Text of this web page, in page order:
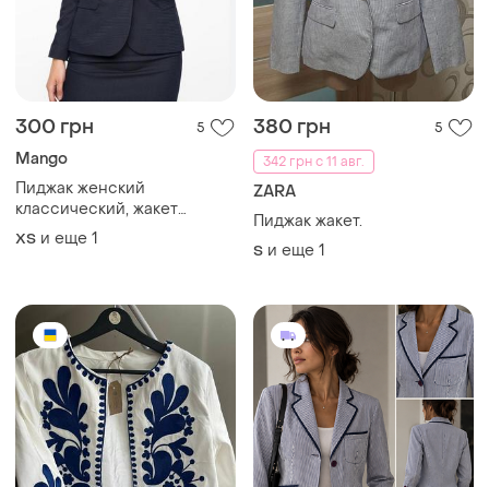
300 грн 5
Mango
Пиджак женский
классический, жакет
приталенный в полоску
ХS и еще 1
380 грн
5
342 грн с 11 авг.
ZARA
Пиджак жакет.
S и еще 1